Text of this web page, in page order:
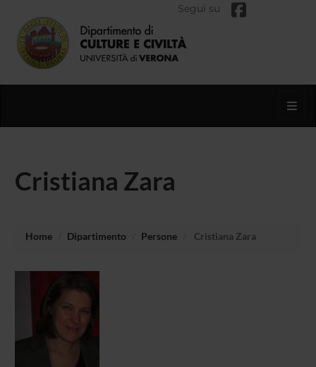
Segui su
Cristiana Zara
Home Dipartimento Persone Cristiana Zara